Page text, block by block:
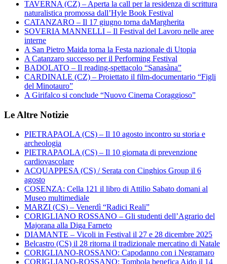
TAVERNA (CZ) – Aperta la call per la residenza di scrittura
naturalistica promossa dall’Hyle Book Festival
CATANZARO – Il 17 giugno torna daMargherita
SOVERIA MANNELLI – Il Festival del Lavoro nelle aree
interne
A San Pietro Maida torna la Festa nazionale di Utopia
A Catanzaro successo per il Performing Festival
BADOLATO – Il reading-spettacolo “Sanasàna”
CARDINALE (CZ) – Proiettato il film-documentario “Figli
del Minotauro”
A Girifalco si conclude “Nuovo Cinema Coraggioso”
Le Altre Notizie
PIETRAPAOLA (CS) – Il 10 agosto incontro su storia e
archeologia
PIETRAPAOLA (CS) – Il 10 giornata di prevenzione
cardiovascolare
ACQUAPPESA (CS) / Serata con Cinghios Group il 6
agosto
COSENZA: Cella 121 il libro di Attilio Sabato domani al
Museo multimediale
MARZI (CS) – Venerdì “Radici Reali”
CORIGLIANO ROSSANO – Gli studenti dell’Agrario del
Majorana alla Diga Farneto
DIAMANTE – Vicoli in Festival il 27 e 28 dicembre 2025
Belcastro (CS) il 28 ritorna il tradizionale mercatino di Natale
CORIGLIANO-ROSSANO: Capodanno con i Negramaro
CORIGLIANO-ROSSANO: Tombola benefica Aido il 14